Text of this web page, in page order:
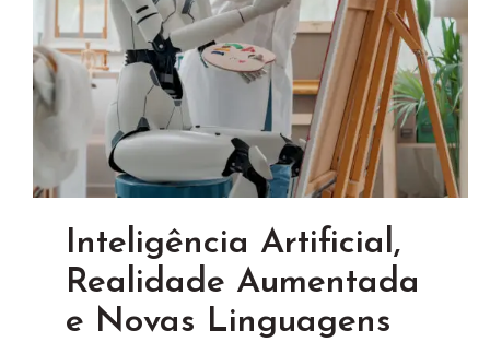
Inteligência Artificial,
Realidade Aumentada
e Novas Linguagens